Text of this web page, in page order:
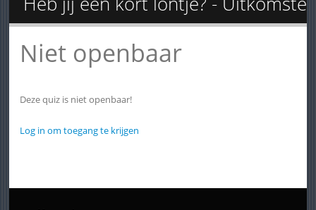
Niet openbaar
Deze quiz is niet openbaar!
Log in om toegang te krijgen